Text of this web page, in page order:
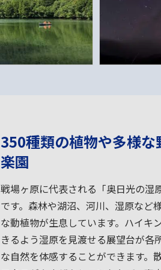
350種類の植物や多様
楽園
戦場ヶ原に代表される「奥日光の湿
です。森林や湖沼、河川、湿原など
な動植物が生息しています。ハイキ
きるよう湿原を見渡せる展望台が各
な自然を体感することができます。